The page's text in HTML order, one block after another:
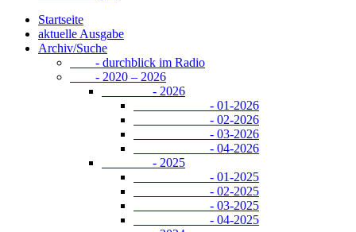
Startseite
aktuelle Ausgabe
Archiv/Suche
- durchblick im Radio
- 2020 – 2026
- 2026
- 01-2026
- 02-2026
- 03-2026
- 04-2026
- 2025
- 01-2025
- 02-2025
- 03-2025
- 04-2025